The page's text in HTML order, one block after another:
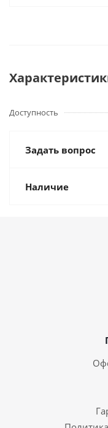
Доступность
Задать вопрос
Наличие